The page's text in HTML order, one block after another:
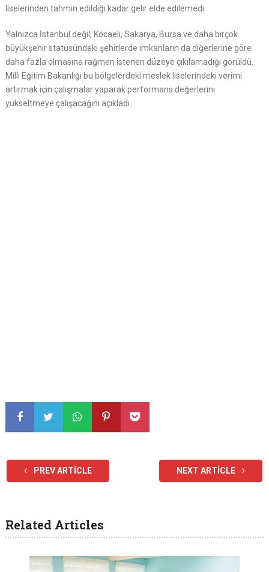
liselerinden tahmin edildiği kadar gelir elde edilemedi.
Yalnızca İstanbul değil, Kocaeli, Sakarya, Bursa ve daha birçok
büyükşehir statüsündeki şehirlerde imkanların da diğerlerine göre
daha fazla olmasına rağmen istenen düzeye çıkılamadığı görüldü.
Milli Eğitim Bakanlığı bu bölgelerdeki meslek liselerindeki verimi
artırmak için çalışmalar yaparak performans değerlerini
yükseltmeye çalışacağını açıkladı.
PREV ARTICLE NEXT ARTICLE
Related Articles